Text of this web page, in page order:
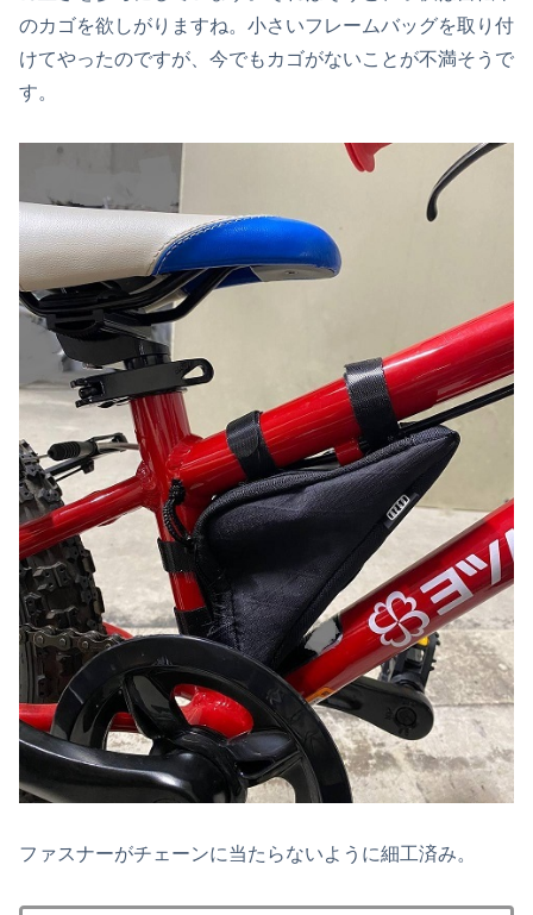
のカゴを欲しがりますね。小さいフレームバッグを取り付
けてやったのですが、今でもカゴがないことが不満そうで
す。
ファスナーがチェーンに当たらないように細工済み。